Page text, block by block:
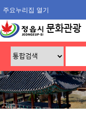
주요누리집 열기
문화관광